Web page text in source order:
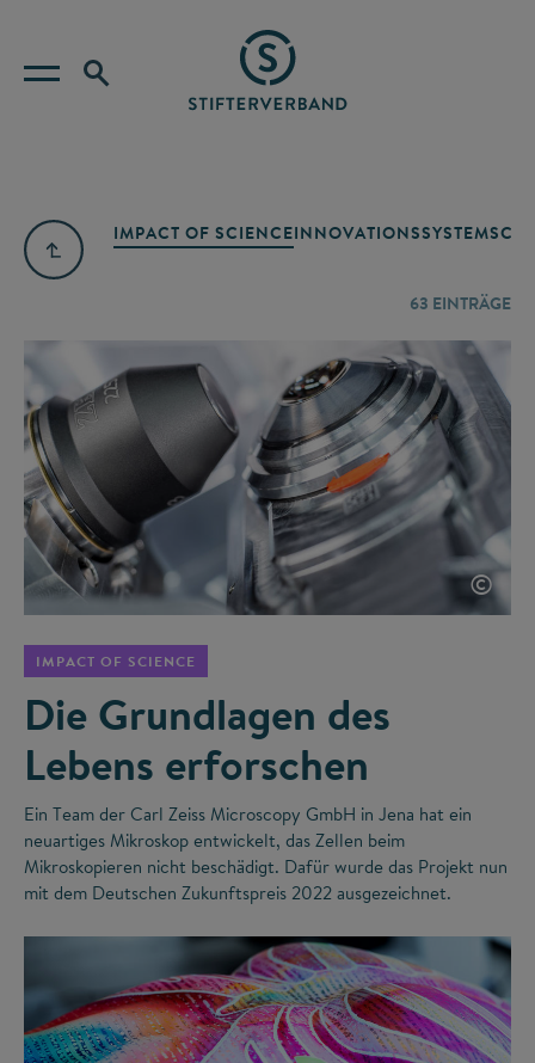
IMPACT OF SCIENCEINNOVATIONSSYSTEM
63 EINTRÄGE
©
IMPACT OF SCIENCE
Die Grundlagen des
Lebens erforschen
Ein Team der Carl Zeiss Microscopy GmbH in Jena hat ein
neuartiges Mikroskop entwickelt, das Zellen beim
Mikroskopieren nicht beschädigt. Dafür wurde das Projekt nun
mit dem Deutschen Zukunftspreis 2022 ausgezeichnet.